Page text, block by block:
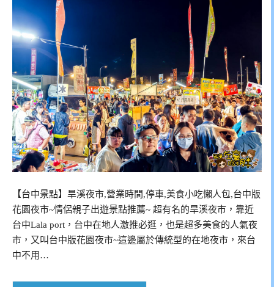
【台中景點】旱溪夜市,營業時間,停車,美食小吃懶人包,台中版
花園夜市~情侶親子出遊景點推薦~ 超有名的旱溪夜市，靠近
台中Lala port，台中在地人激推必逛，也是超多美食的人氣夜
市，又叫台中版花園夜市~這邊屬於傳統型的在地夜市，來台
中不用…